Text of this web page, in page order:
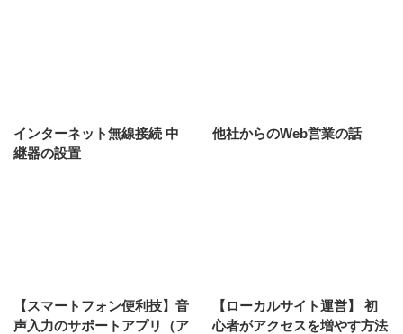
インターネット無線接続 中
継器の設置
他社からのWeb営業の話
【スマートフォン便利技】音
声入力のサポートアプリ（ア
【ローカルサイト運営】 初
心者がアクセスを増やす方法